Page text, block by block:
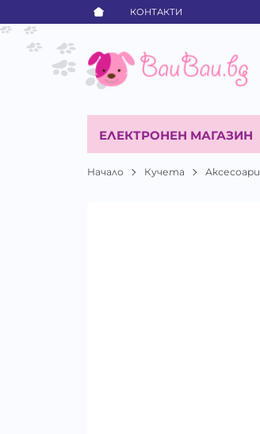
КОНТАКТИ
ЕЛЕКТРОНЕН МАГАЗИН
Начало Кучета Аксесоари